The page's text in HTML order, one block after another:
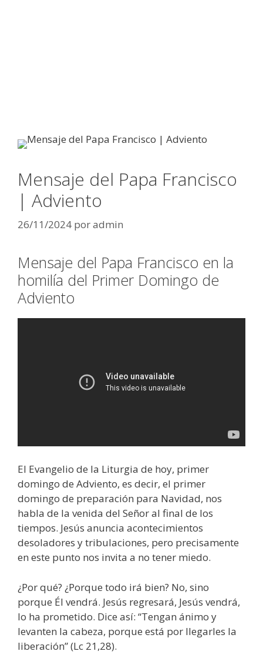
Mensaje del Papa Francisco
| Adviento
26/11/2024 poradmin
Mensaje del Papa Francisco en la
homilía del Primer Domingo de
Adviento
El Evangelio de la Liturgia de hoy, primer
domingo de Adviento, es decir, el primer
domingo de preparación para Navidad, nos
habla de la venida del Señor al final de los
tiempos. Jesús anuncia acontecimientos
desoladores y tribulaciones, pero precisamente
en este punto nos invita a no tener miedo.
¿Por qué? ¿Porque todo irá bien? No, sino
porque Él vendrá. Jesús regresará, Jesús vendrá,
lo ha prometido. Dice así: “Tengan ánimo y
levanten la cabeza, porque está por llegarles la
liberación” (Lc 21,28).